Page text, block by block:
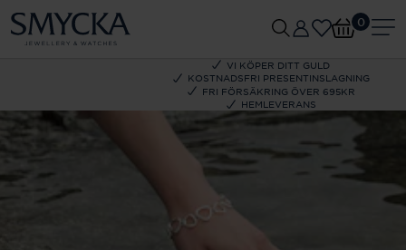
VI KÖPER DITT GULD
KOSTNADSFRI PRESENTINSLAGNING
FRI FÖRSÄKRING ÖVER 695KR
HEMLEVERANS
0